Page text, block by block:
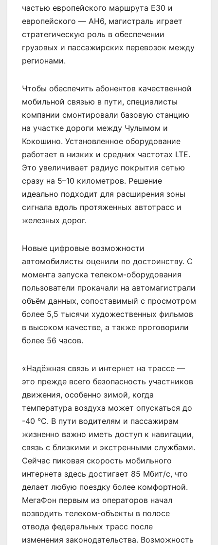
частью европейского маршрута Е30 и
европейского — AH6, магистраль играет
стратегическую роль в обеспечении
грузовых и пассажирских перевозок между
регионами.
Чтобы обеспечить абонентов качественной
мобильной связью в пути, специалисты
компании смонтировали базовую станцию
на участке дороги между Чулымом и
Кокошино. Установленное оборудование
работает в низких и средних частотах LTE.
Это увеличивает радиус покрытия сетью
сразу на 5–10 километров. Решение
идеально подходит для расширения зоны
сигнала вдоль протяженных автотрасс и
железных дорог.
Новые цифровые возможности
автомобилисты оценили по достоинству. C
момента запуска телеком-оборудования
пользователи прокачали на автомагистрали
объём данных, сопоставимый с просмотром
более 5,5 тысячи художественных фильмов
в высоком качестве, а также проговорили
более 56 часов.
«Надёжная связь и интернет на трассе —
это прежде всего безопасность участников
движения, особенно зимой, когда
температура воздуха может опускаться до
-40 °C. В пути водителям и пассажирам
жизненно важно иметь доступ к навигации,
связь с близкими и экстренными службами.
Сейчас пиковая скорость мобильного
интернета здесь достигает 85 Мбит/с, что
делает любую поездку более комфортной.
МегаФон первым из операторов начал
возводить телеком-объекты в полосе
отвода федеральных трасс после
изменения законодательства. Возможность